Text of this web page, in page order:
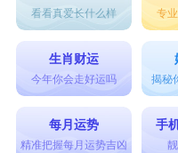
看看真爱长什么样 专
生肖财运
今年你会走好运吗 揭秘
每月运势
精准把握每月运势吉凶
手